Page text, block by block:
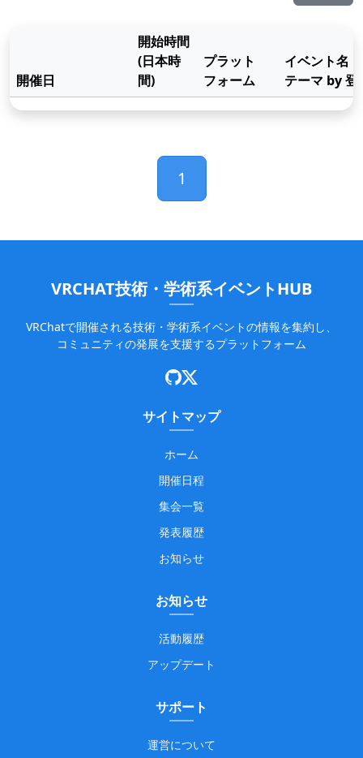
開催日
開始時間
(日本時
間)
プラット
フォーム
イベント名
テーマ by 登
1
VRCHAT技術・学術系イベントHUB
VRChatで開催される技術・学術系イベントの情報を集約し、
コミュニティの発展を支援するプラットフォーム
サイトマップ
ホーム
開催日程
集会一覧
発表履歴
お知らせ
お知らせ
活動履歴
アップデート
サポート
運営について